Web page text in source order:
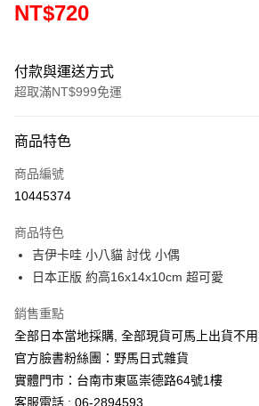
NT$720
付款與運送方式
超取滿NT$999免運
信用卡一次付款
信用卡分期付款
合作金庫商業銀行
華南商業銀行
上海商業儲蓄銀行
台北富邦
臺灣中小企業銀行
匯豐（台灣）商業銀行
華泰商業
聯邦商業銀行
元大商業銀行
永豐商業
超商取貨付款
LINE Pay
Apple Pay
街口支付
悠遊付
商品特色
商品編號
10445374
商品特色
吉伊卡哇 小八貓 討伐 小偶
日本正版 約高16x14x10cm 超可愛
銷售重點
全部日本當地採購, 全部現貨可馬上出貨不
官方臉書粉絲團：野馬日式雜貨
實體門市：台南市東區崇德路64號1樓
客服電話 : 06-2894593